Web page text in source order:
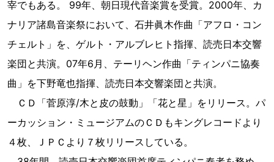
宰でもある。 99年、朝日現代音楽賞を受賞。2000年、カ
ナリア諸島音楽祭において、石井眞木作曲「アフロ・コン
チェルト」を、ゲルト・アルブレヒト指揮、読売日本交響
楽団と共演。07年6月、テーリヘン作曲「ティンパニ協奏
曲」を下野竜也指揮、読売日本交響楽団と共演。
ＣＤ「菅原淳/木と皮の鼓動」「花と星」をリリース。パ
ーカッション・ミュージアムのＣＤもキングレコードより
４枚、ＪＰＣより７枚リリースしている。